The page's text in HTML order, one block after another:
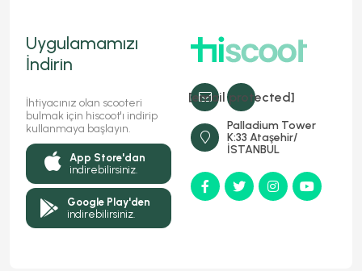
[email protected]
Palladium Tower
K:33 Ataşehir/
İSTANBUL
Uygulamamızı
İndirin
İhtiyacınız olan scooteri
bulmak için hiscoot'ı indirip
kullanmaya başlayın.
App Store'dan
indirebilirsiniz.
Google Play'den
indirebilirsiniz.